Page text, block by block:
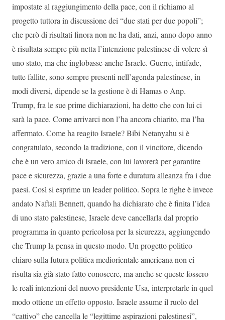
impostate al raggiungimento della pace, con il richiamo al
progetto tuttora in discussione dei “due stati per due popoli”;
che però di risultati finora non ne ha dati, anzi, anno dopo anno
è risultata sempre più netta l’intenzione palestinese di volere sì
uno stato, ma che inglobasse anche Israele. Guerre, intifade,
tutte fallite, sono sempre presenti nell’agenda palestinese, in
modi diversi, dipende se la gestione è di Hamas o Anp.
Trump, fra le sue prime dichiarazioni, ha detto che con lui ci
sarà la pace. Come arrivarci non l’ha ancora chiarito, ma l’ha
affermato. Come ha reagito Israele? Bibi Netanyahu si è
congratulato, secondo la tradizione, con il vincitore, dicendo
che è un vero amico di Israele, con lui lavorerà per garantire
pace e sicurezza, grazie a una forte e duratura alleanza fra i due
paesi. Così si esprime un leader politico. Sopra le righe è invece
andato Naftali Bennett, quando ha dichiarato che è finita l’idea
di uno stato palestinese, Israele deve cancellarla dal proprio
programma in quanto pericolosa per la sicurezza, aggiungendo
che Trump la pensa in questo modo. Un progetto politico
chiaro sulla futura politica mediorientale americana non ci
risulta sia già stato fatto conoscere, ma anche se queste fossero
le reali intenzioni del nuovo presidente Usa, interpretarle in quel
modo ottiene un effetto opposto. Israele assume il ruolo del
“cattivo” che cancella le “legittime aspirazioni palestinesi”,